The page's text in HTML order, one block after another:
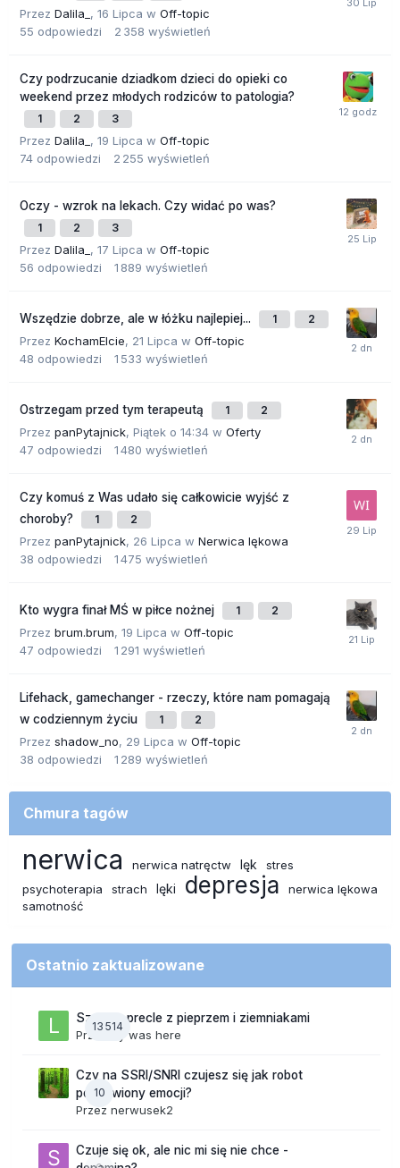
Przez Dalila_ , 16 Lipca w Off-topic
55 odpowiedzi 2 358 wyświetleń
Czy podrzucanie dziadkom dzieci do opieki co
weekend przez młodych rodziców to patologia?
1 2 3
Przez Dalila_ , 19 Lipca w Off-topic
74 odpowiedzi 2 255 wyświetleń
Oczy - wzrok na lekach. Czy widać po was?
1 2 3
Przez Dalila_ , 17 Lipca w Off-topic
56 odpowiedzi 1 889 wyświetleń
Wszędzie dobrze, ale w łóżku najlepiej... 1 2
Przez KochamElcie, 21 Lipca w Off-topic
48 odpowiedzi 1 533 wyświetleń
Ostrzegam przed tym terapeutą 1 2
Przez panPytajnick, Piątek o 14:34 w Oferty
47 odpowiedzi 1 480 wyświetleń
Czy komuś z Was udało się całkowicie wyjść z
choroby?
1 2
Przez panPytajnick, 26 Lipca w Nerwica lękowa
38 odpowiedzi 1 475 wyświetleń
Kto wygra finał MŚ w piłce nożnej 1 2
Przez brum.brum, 19 Lipca w Off-topic
47 odpowiedzi 1 291 wyświetleń
Lifehack, gamechanger - rzeczy, które nam pomagają
w codziennym życiu
1 2
Przez shadow_no, 29 Lipca w Off-topic
38 odpowiedzi 1 289 wyświetleń
Chmura tagów
nerwica nerwica natręctw lęk
stres
psychoterapia
strach lęki depresja
nerwica lękowa
samotność
Ostatnio zaktualizowane
13 514
Szalone precle z pieprzem i ziemniakami
Przez lily was here
10
Czy na SSRI/SNRI czujesz się jak robot
pozbawiony emocji?
Przez nerwusek2
Czuje się ok, ale nic mi się nie chce -